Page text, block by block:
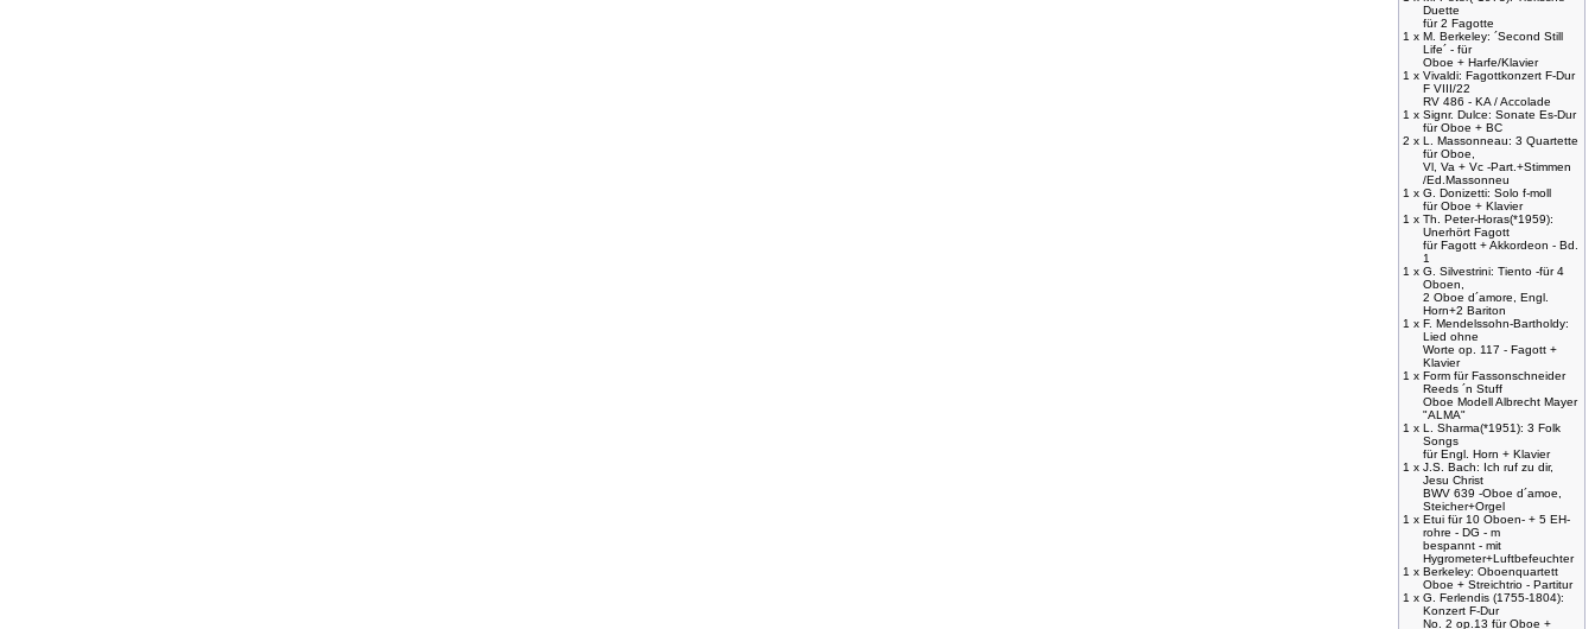
Duette
für 2 Fagotte
1 x M. Berkeley: ´Second Still
Life´ - für
Oboe + Harfe/Klavier
1 x Vivaldi: Fagottkonzert F-Dur
F VIII/22
RV 486 - KA / Accolade
1 x Signr. Dulce: Sonate Es-Dur
für Oboe + BC
2 x L. Massonneau: 3 Quartette
für Oboe,
Vl, Va + Vc -Part.+Stimmen
/Ed.Massonneu
1 x G. Donizetti: Solo f-moll
für Oboe + Klavier
1 x Th. Peter-Horas(*1959):
Unerhört Fagott
für Fagott + Akkordeon - Bd.
1
1 x G. Silvestrini: Tiento -für 4
Oboen,
2 Oboe d´amore, Engl.
Horn+2 Bariton
1 x F. Mendelssohn-Bartholdy:
Lied ohne
Worte op. 117 - Fagott +
Klavier
1 x Form für Fassonschneider
Reeds ´n Stuff
Oboe Modell Albrecht Mayer
"ALMA"
1 x L. Sharma(*1951): 3 Folk
Songs
für Engl. Horn + Klavier
1 x J.S. Bach: Ich ruf zu dir,
Jesu Christ
BWV 639 -Oboe d´amoe,
Steicher+Orgel
1 x Etui für 10 Oboen- + 5 EH-
rohre - DG - m
bespannt - mit
Hygrometer+Luftbefeuchter
1 x Berkeley: Oboenquartett
Oboe + Streichtrio - Partitur
1 x G. Ferlendis (1755-1804):
Konzert F-Dur
No. 2 op.13 für Oboe +